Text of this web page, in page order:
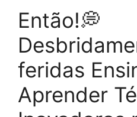
Então!💭
feridas
Aprender